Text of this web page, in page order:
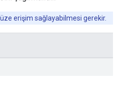
erişim sağlayabilmesi gerekir.